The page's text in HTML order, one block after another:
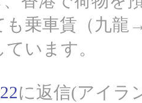
も乗車賃（九龍
います。
に返信(アイラ